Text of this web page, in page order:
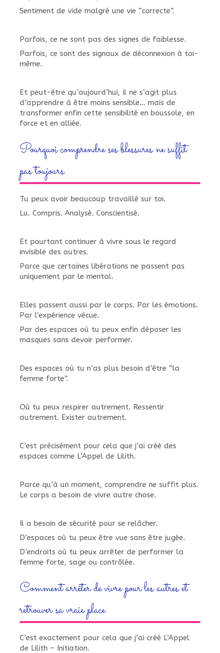
Sentiment de vide malgré une vie “correcte”.
Parfois, ce ne sont pas des signes de faiblesse.
Parfois, ce sont des signaux de déconnexion à toi-
même.
Et peut-être qu’aujourd’hui, il ne s’agit plus
d’apprendre à être moins sensible… mais de
transformer enfin cette sensibilité en boussole, en
force et en alliée.
Pourquoi comprendre ses blessures ne suffit
pas toujours
Tu peux avoir beaucoup travaillé sur toi.
Lu. Compris. Analysé. Conscientisé.
Et pourtant continuer à vivre sous le regard
invisible des autres.
Parce que certaines libérations ne passent pas
uniquement par le mental.
Elles passent aussi par le corps. Par les émotions.
Par l’expérience vécue.
Par des espaces où tu peux enfin déposer les
masques sans devoir performer.
Des espaces où tu n’as plus besoin d’être “la
femme forte”.
Où tu peux respirer autrement. Ressentir
autrement. Exister autrement.
C’est précisément pour cela que j’ai créé des
espaces comme L’Appel de Lilith.
Parce qu’à un moment, comprendre ne suffit plus.
Le corps a besoin de vivre autre chose.
Il a besoin de sécurité pour se relâcher.
D’espaces où tu peux être vue sans être jugée.
D’endroits où tu peux arrêter de performer la
femme forte, sage ou contrôlée.
Comment arrêter de vivre pour les autres et
retrouver sa vraie place
C’est exactement pour cela que j’ai créé L’Appel
de Lilith – Initiation.